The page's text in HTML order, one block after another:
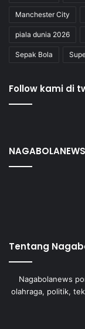
Manchester City
piala dunia 2026
Sepak Bola
Follow kami di
Tentang
Nagabolanews
olahraga, politik,